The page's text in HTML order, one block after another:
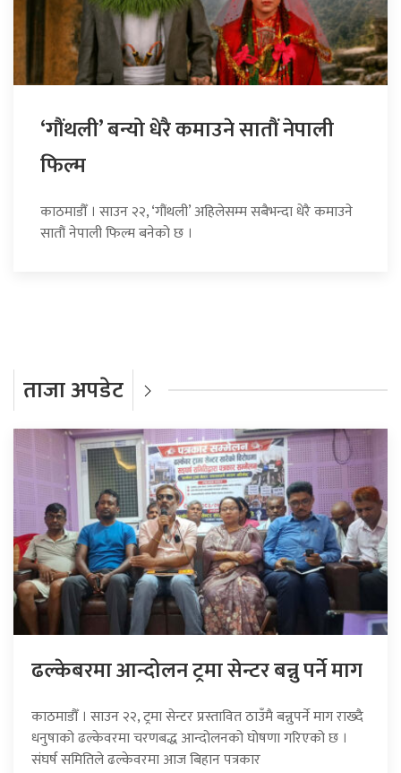
‘गौंथली’ बन्यो धेरै कमाउने सातौं नेपाली
फिल्म
काठमाडौँ । साउन २२, ‘गौंथली’ अहिलेसम्म सबैभन्दा धेरै कमाउने
सातौं नेपाली फिल्म बनेको छ ।
ताजा अपडेट
ढल्केबरमा आन्दोलन ट्रमा सेन्टर बन्नु पर्ने माग
काठमाडौँ । साउन २२, ट्रमा सेन्टर प्रस्तावित ठाउँमै बन्नुपर्ने माग राख्दै
धनुषाको ढल्केवरमा चरणबद्ध आन्दोलनको घोषणा गरिएको छ ।
संघर्ष समितिले ढल्केवरमा आज बिहान पत्रकार